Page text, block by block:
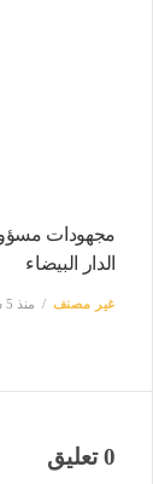
مجهودات
الدار البيضاء
غير مصنف منذ 5 ساعات
0 تعليق